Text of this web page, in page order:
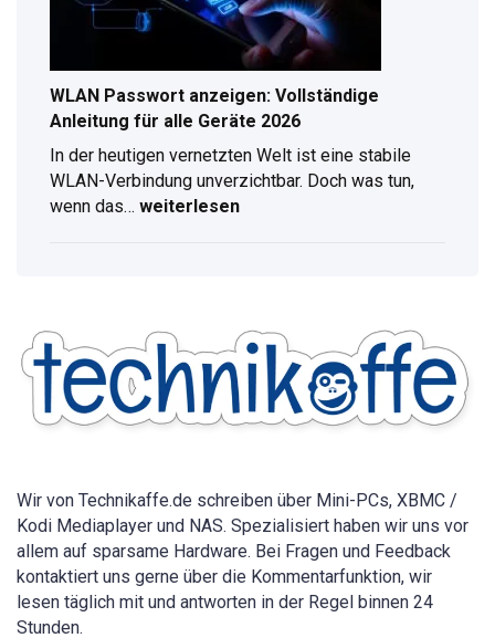
WLAN Passwort anzeigen: Vollständige
Anleitung für alle Geräte 2026
In der heutigen vernetzten Welt ist eine stabile
WLAN-Verbindung unverzichtbar. Doch was tun,
wenn das…
für
alle
Geräte
2026
weiterlesen
Wir von Technikaffe.de schreiben über Mini-PCs, XBMC /
Kodi Mediaplayer und NAS. Spezialisiert haben wir uns vor
allem auf sparsame Hardware. Bei Fragen und Feedback
kontaktiert uns gerne über die Kommentarfunktion, wir
lesen täglich mit und antworten in der Regel binnen 24
Stunden.